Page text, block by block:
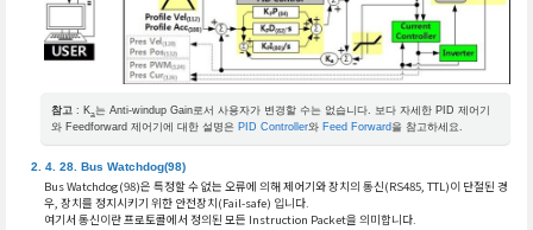
참고 : Ka는 Anti-windup Gain로서 사용자가 변경할 수는 없습니다. 보다 자세한 PID 제어기
와 Feedforward 제어기에 대한 설명은 PID Controller와 Feed Forward을 참고하세요.
Bus Watchdog(98)
Bus Watchdog(98)은 특정할 수 없는 오류에 의해 제어기와 장치의 통신(RS485, TTL)이 단절된 경
우, 장치를 정지시키기 위한 안전장치(Fail-safe) 입니다.
여기서 통신이란 프로토콜에서 정의된 모든 Instruction Packet을 의미합니다.